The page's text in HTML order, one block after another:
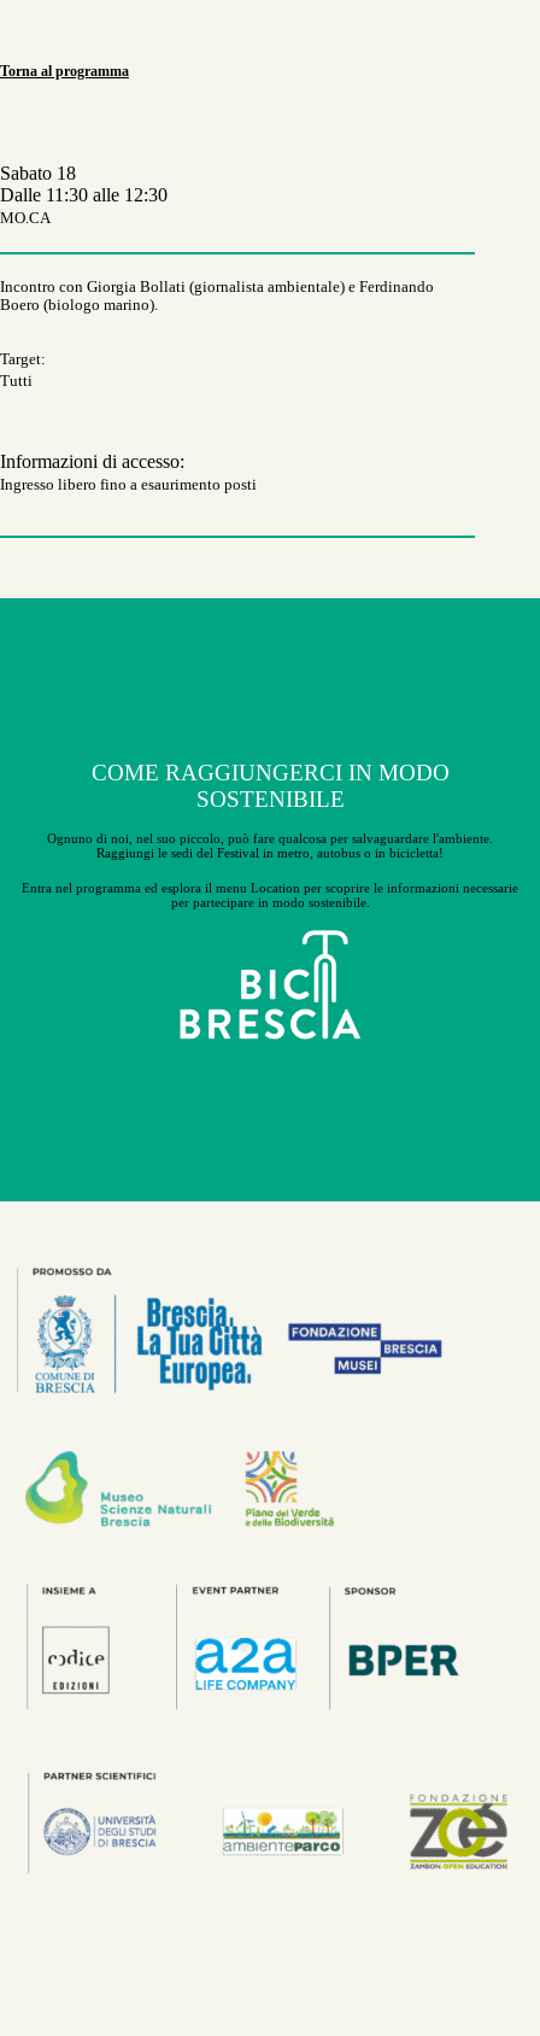
Torna al programma
Sabato 18
Dalle 11:30 alle 12:30
MO.CA
Incontro con Giorgia Bollati (giornalista ambientale) e Ferdinando
Boero (biologo marino).
Target:
Tutti
Informazioni di accesso:
Ingresso libero fino a esaurimento posti
COME RAGGIUNGERCI IN MODO
SOSTENIBILE
Ognuno di noi, nel suo piccolo, può fare qualcosa per salvaguardare l'ambiente.
Raggiungi le sedi del Festival in metro, autobus o in bicicletta!
Entra nel programma ed esplora il menu Location per scoprire le informazioni necessarie
per partecipare in modo sostenibile.